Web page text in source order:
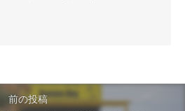
前の投稿